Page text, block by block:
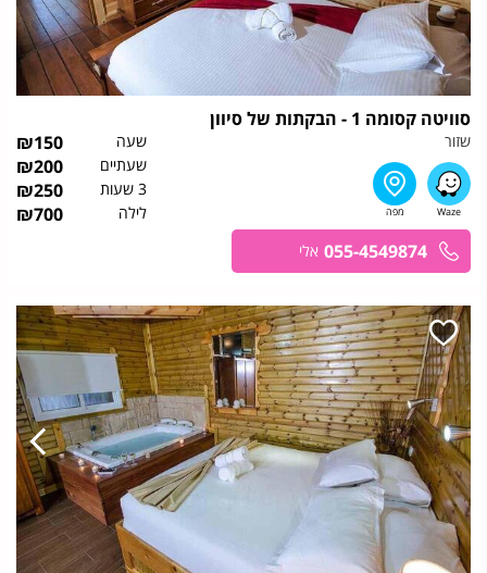
סוויטה קסומה 1 - הבקתות של סיוון
שזור שעה ₪150
שעתיים ₪200
3 שעות ₪250
לילה ₪700
055-4549874 אלי